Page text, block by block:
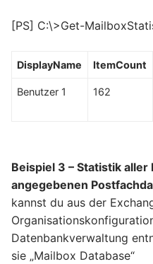
[PS] C:\>Get-
DisplayName ItemCount
Benutzer 1 162
Beispiel 3 – Statistik
angegebenen
kannst du aus der
Datenbankverwaltung
sie „Mailbox Database“